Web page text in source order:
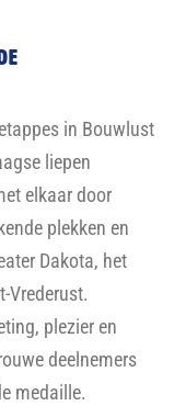
in Bouwlust
liepen
elkaar door
plekken en
Dakota, het
Vrederust.
plezier en
deelnemers
medaille.